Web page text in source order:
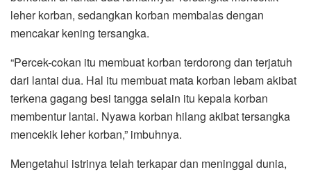
leher korban, sedangkan korban membalas dengan
mencakar kening tersangka.
“Percek-cokan itu membuat korban terdorong dan terjatuh
dari lantai dua. Hal itu membuat mata korban lebam akibat
terkena gagang besi tangga selain itu kepala korban
membentur lantai. Nyawa korban hilang akibat tersangka
mencekik leher korban,” imbuhnya.
Mengetahui istrinya telah terkapar dan meninggal dunia,